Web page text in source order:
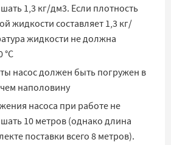
1,3 кг/дм3. Если плотность
жидкости составляет 1,3 кг/
жидкости не должна
°C
насос должен быть погружен в
наполовину
насоса при работе не
10 метров (однако длина
поставки всего 8 метров).